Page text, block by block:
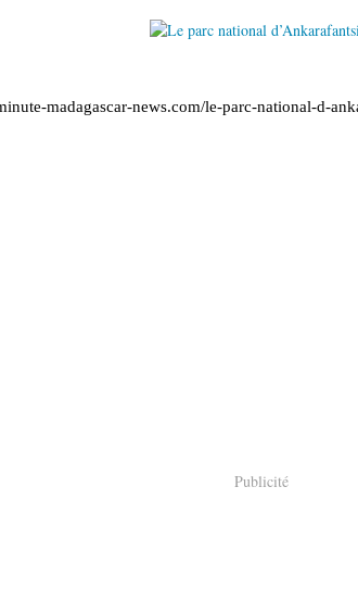
madagascar-news.com/le-parc-national-d-
Publicité